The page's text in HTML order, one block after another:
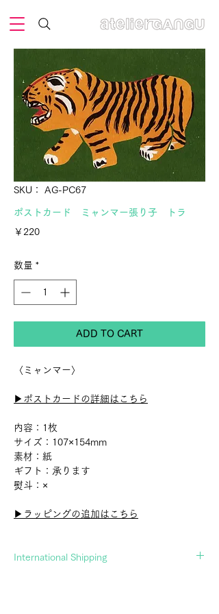
SKU： AG-PC67
ポストカード ミャンマー張り子 トラ
￥220価
数量 *
ADD TO CART
〈ミャンマー〉
▶︎ポストカードの詳細はこちら
内容：1枚
サイズ：107×154mm
素材：紙
ギフト：承ります
熨斗：×
▶︎ラッピングの追加はこちら
International Shipping